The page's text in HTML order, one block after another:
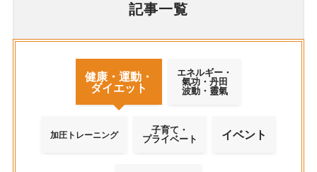
記事一覧
健康・運動・
ダイエット
エネルギー・
氣功・丹田
波動・靈氣
加圧トレーニング
子育て・
プライベート
イベント